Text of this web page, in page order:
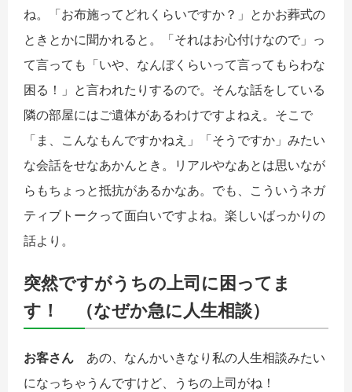
ね。「お布施ってどれくらいですか？」とかお葬式の
ときとかに聞かれると。「それはお心付けなので」っ
て言っても「いや、なんぼくらいって言ってもらわな
困る！」と言われたりするので。そんな話をしている
隣の部屋にはご遺体があるわけですよねえ。そこで
「ま、こんなもんですかねえ」「そうですか」みたい
な会話をせなあかんとき。リアルやなあとは思いなが
らもちょっと抵抗があるかなあ。でも、こういうネガ
ティブトークって面白いですよね。楽しいばっかりの
話より。
突然ですがうちの上司に困ってま
す！ （なぜか急に人生相談）
お客さん あの、なんかいきなり私の人生相談みたい
になっちゃうんですけど、うちの上司がね！